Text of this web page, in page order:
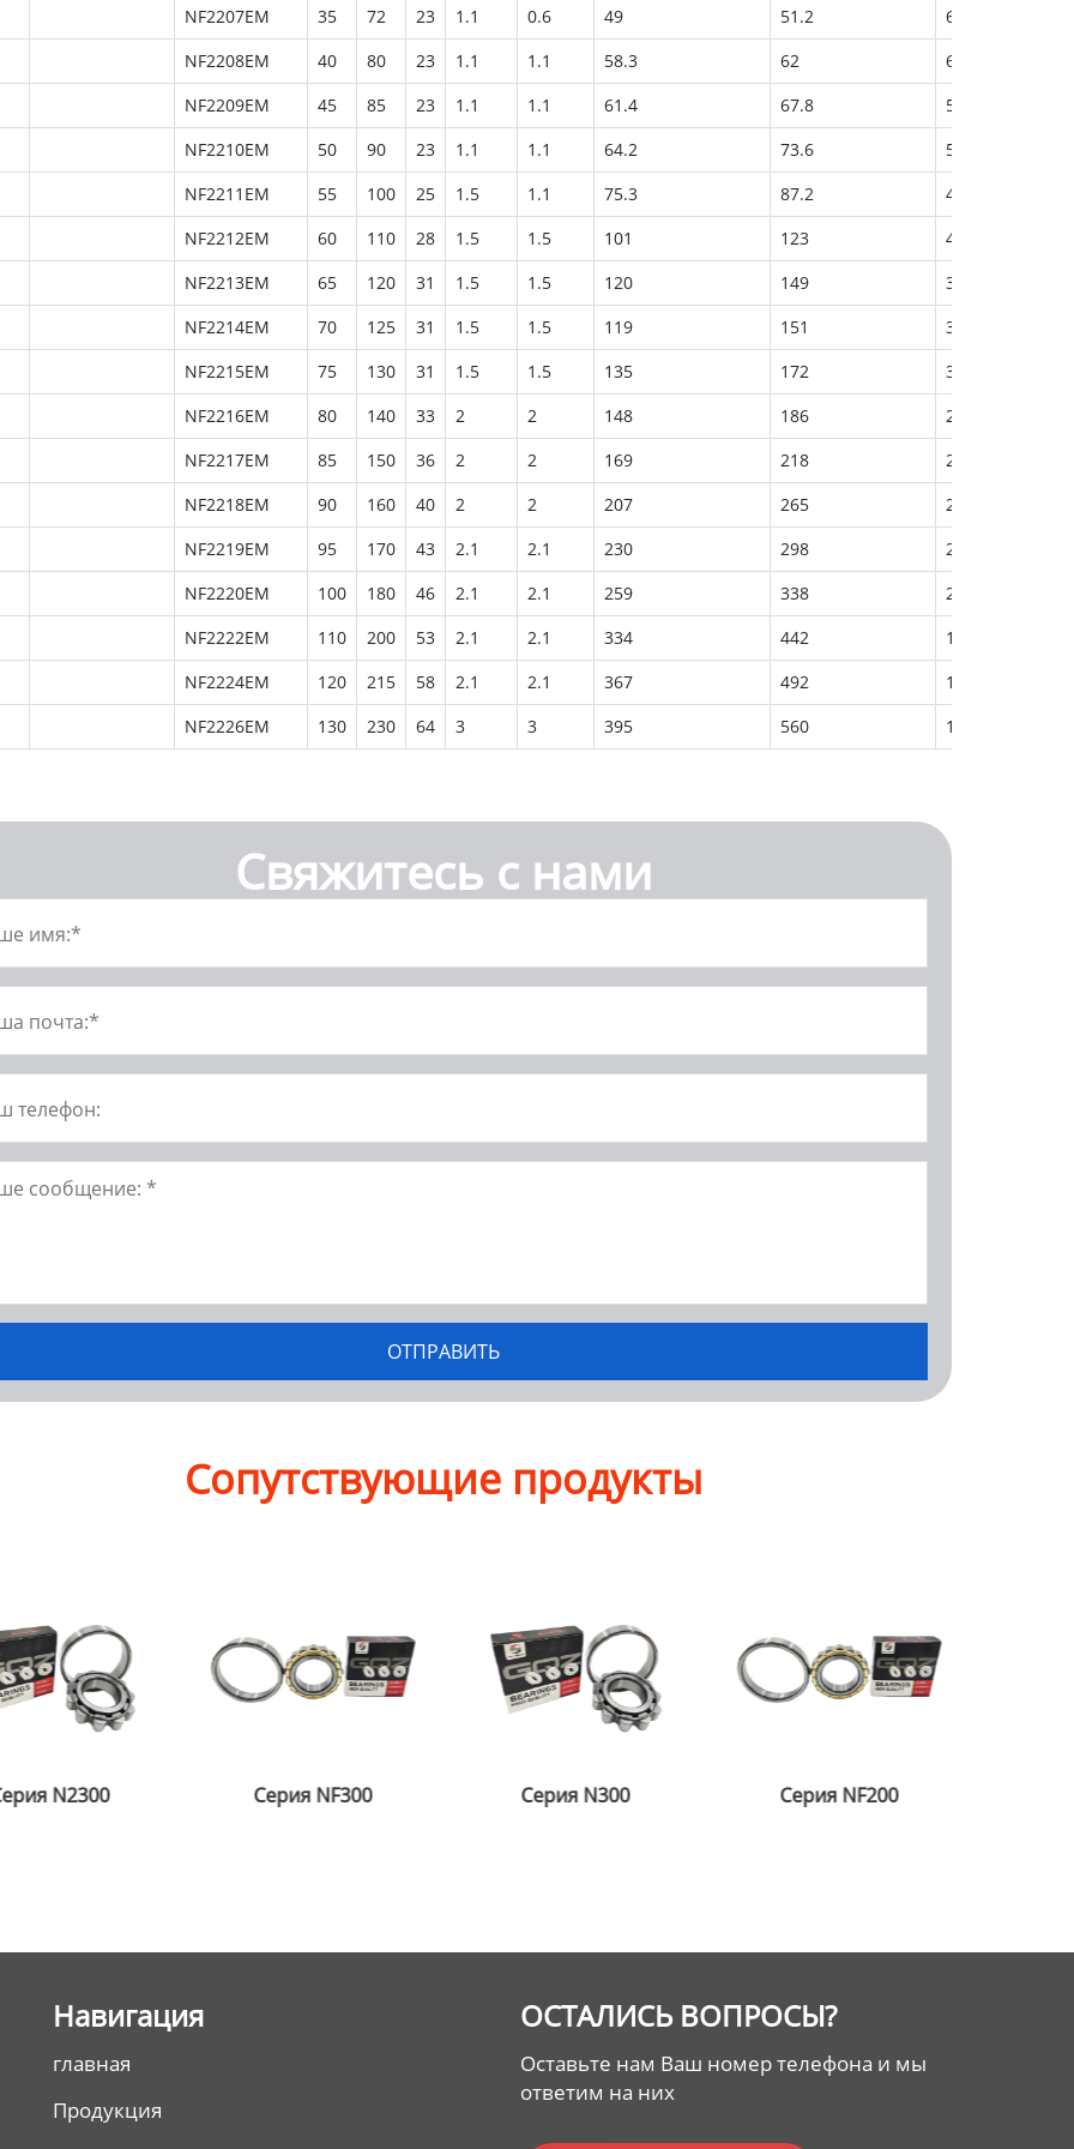
NF2207EM 35 72 23 1.1 0.6 49 51.2 6500
NF2208EM
40 80 23 1.1 1.1 58.3 62 6000
NF2209EM
45 85 23 1.1 1.1 61.4 67.8 5300
NF2210EM
50 90 23 1.1 1.1 64.2 73.6 5000
NF2211EM
55 100 25 1.5 1.1 75.3 87.2 4300
NF2212EM
60 110 28 1.5 1.5 101 123 4000
NF2213EM
65 120 31 1.5 1.5 120 149 3500
NF2214EM
70 125 31 1.5 1.5 119 151 3300
NF2215EM
75 130 31 1.5 1.5 135 172 3000
NF2216EM
80 140 33 2 2 148 186 2800
NF2217EM
85 150 36 2 2 169 218 2600
NF2218EM
90 160 40 2 2 207 265 2400
NF2219EM
95 170 43 2.1 2.1 230 298 2200
NF2220EM
100 180 46 2.1 2.1 259 338 2000
NF2222EM
110 200 53 2.1 2.1 334 442 1600
NF2224EM
120 215 58 2.1 2.1 367 492 1200
NF2226EM
130 230 64 3 3 395 560 1000
Свяжитесь с нами
Сопутствующие продукты
NF300 Серия N300 Серия NF200 Серия N2300
Hавигация
главная
Продукция
ОСТАЛИСЬ ВОПРОСЫ?
Оставьте нам Ваш номер телефона и мы
ответим на них